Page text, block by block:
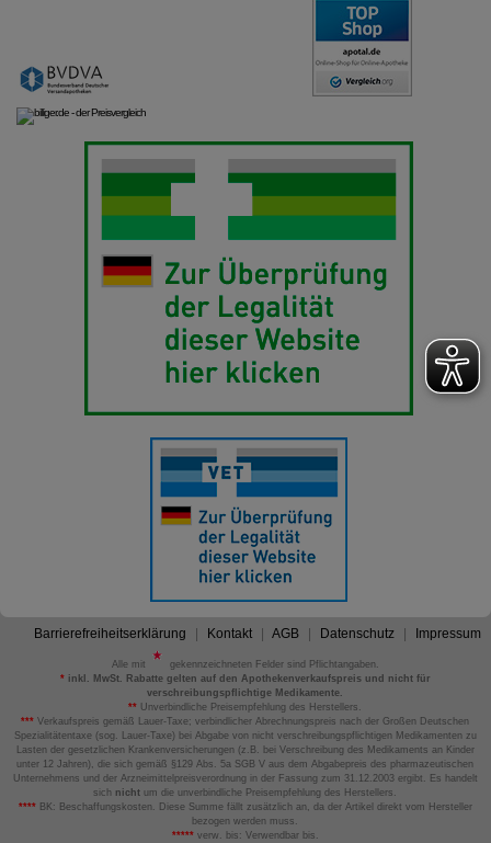
Barrierefreiheitserklärung Kontakt AGB Datenschutz Impressum
Alle mit
gekennzeichneten Felder sind Pflichtangaben.
*inkl. MwSt. Rabatte gelten auf den Apothekenverkaufspreis und nicht für
verschreibungspflichtige Medikamente.
** Unverbindliche Preisempfehlung des Herstellers.
*** Verkaufspreis gemäß Lauer-Taxe; verbindlicher Abrechnungspreis nach der Großen Deutschen
Spezialitätentaxe (sog. Lauer-Taxe) bei Abgabe von nicht verschreibungspflichtigen Medikamenten zu
Lasten der gesetzlichen Krankenversicherungen (z.B. bei Verschreibung des Medikaments an Kinder
unter 12 Jahren), die sich gemäß §129 Abs. 5a SGB V aus dem Abgabepreis des pharmazeutischen
Unternehmens und der Arzneimittelpreisverordnung in der Fassung zum 31.12.2003 ergibt. Es handelt
sich nicht um die unverbindliche Preisempfehlung des Herstellers.
****BK: Beschaffungskosten. Diese Summe fällt zusätzlich an, da der Artikel direkt vom Hersteller
bezogen werden muss.
*****verw. bis: Verwendbar bis.